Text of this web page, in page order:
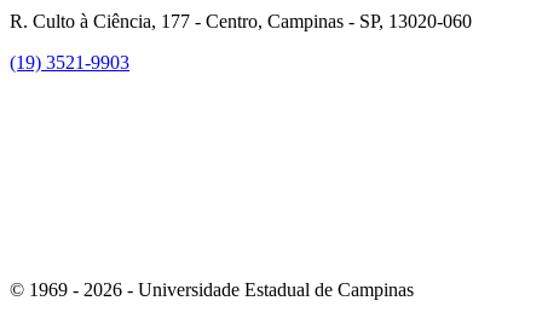
R. Culto à Ciência, 177 - Centro, Campinas - SP, 13020-060
(19) 3521-9903
© 1969 - 2026 - Universidade Estadual de Campinas